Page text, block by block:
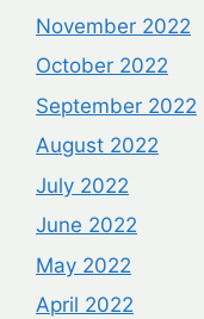
November 2022
October 2022
September 2022
August 2022
July 2022
June 2022
May 2022
April 2022